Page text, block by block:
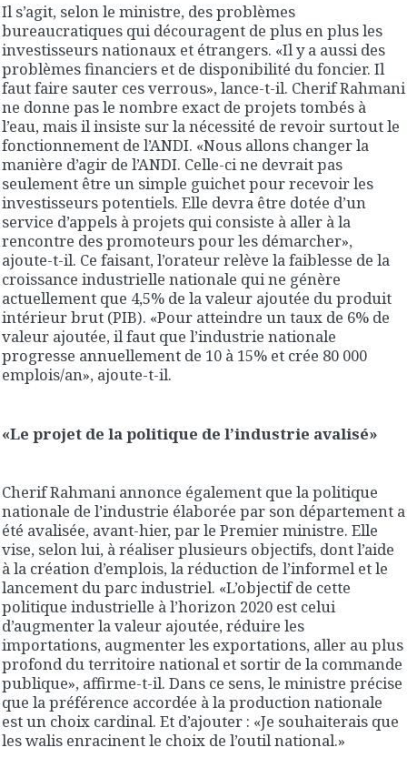
Il s’agit, selon le ministre, des problèmes
bureaucratiques qui découragent de plus en plus les
investisseurs nationaux et étrangers. «Il y a aussi des
problèmes financiers et de disponibilité du foncier. Il
faut faire sauter ces verrous», lance-t-il. Cherif Rahmani
ne donne pas le nombre exact de projets tombés à
l’eau, mais il insiste sur la nécessité de revoir surtout le
fonctionnement de l’ANDI. «Nous allons changer la
manière d’agir de l’ANDI. Celle-ci ne devrait pas
seulement être un simple guichet pour recevoir les
investisseurs potentiels. Elle devra être dotée d’un
service d’appels à projets qui consiste à aller à la
rencontre des promoteurs pour les démarcher»,
ajoute-t-il. Ce faisant, l’orateur relève la faiblesse de la
croissance industrielle nationale qui ne génère
actuellement que 4,5% de la valeur ajoutée du produit
intérieur brut (PIB). «Pour atteindre un taux de 6% de
valeur ajoutée, il faut que l’industrie nationale
progresse annuellement de 10 à 15% et crée 80 000
emplois/an», ajoute-t-il.
«Le projet de la politique de l’industrie avalisé»
Cherif Rahmani annonce également que la politique
nationale de l’industrie élaborée par son département a
été avalisée, avant-hier, par le Premier ministre. Elle
vise, selon lui, à réaliser plusieurs objectifs, dont l’aide
à la création d’emplois, la réduction de l’informel et le
lancement du parc industriel. «L’objectif de cette
politique industrielle à l’horizon 2020 est celui
d’augmenter la valeur ajoutée, réduire les
importations, augmenter les exportations, aller au plus
profond du territoire national et sortir de la commande
publique», affirme-t-il. Dans ce sens, le ministre précise
que la préférence accordée à la production nationale
est un choix cardinal. Et d’ajouter : «Je souhaiterais que
les walis enracinent le choix de l’outil national.»